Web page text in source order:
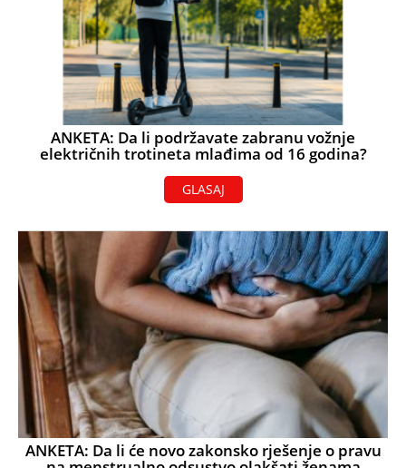
ANKETA: Da li podržavate zabranu vožnje
električnih trotineta mlađima od 16 godina?
GLASAJ
ANKETA: Da li će novo zakonsko rješenje o pravu